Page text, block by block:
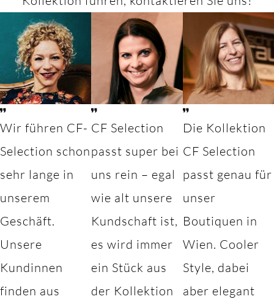
Wir führen CF-
Selection schon
sehr lange in
unserem
Geschäft.
Unsere
Kundinnen
finden aus
CF Selection
passt super bei
uns rein – egal
wie alt unsere
Kundschaft ist,
es wird immer
ein Stück aus
der Kollektion
Die Kollektion
CF Selection
passt genau für
unser
Boutiquen in
Wien. Cooler
Style, dabei
aber elegant